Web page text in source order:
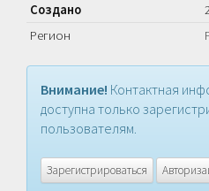
Создано
Регион
Внимание! Контактная
доступна только
пользователям.
Зарегистрироваться